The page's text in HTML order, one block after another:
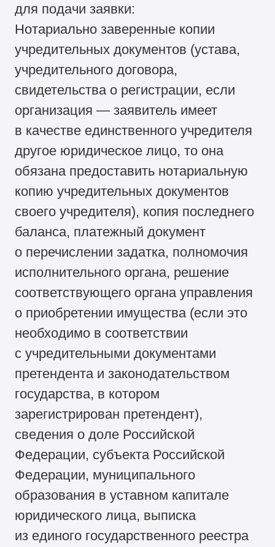
для подачи заявки:
Нотариально заверенные копии
учредительных документов (устава,
учредительного договора,
свидетельства о регистрации, если
организация — заявитель имеет
в качестве единственного учредителя
другое юридическое лицо, то она
обязана предоставить нотариальную
копию учредительных документов
своего учредителя), копия последнего
баланса, платежный документ
о перечислении задатка, полномочия
исполнительного органа, решение
соответствующего органа управления
о приобретении имущества (если это
необходимо в соответствии
с учредительными документами
претендента и законодательством
государства, в котором
зарегистрирован претендент),
сведения о доле Российской
Федерации, субъекта Российской
Федерации, муниципального
образования в уставном капитале
юридического лица, выписка
из единого государственного реестра